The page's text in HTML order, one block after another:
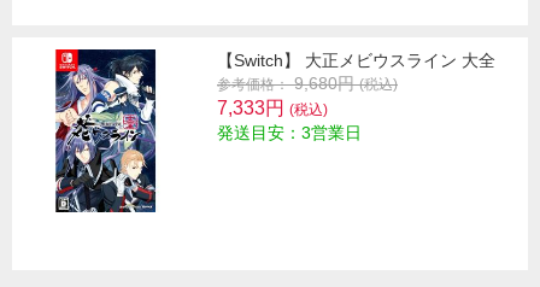
【Switch】 大正メビウスライン 大全
参考価格： 9,680円(税込)
7,333円 (税込)
発送目安：3営業日